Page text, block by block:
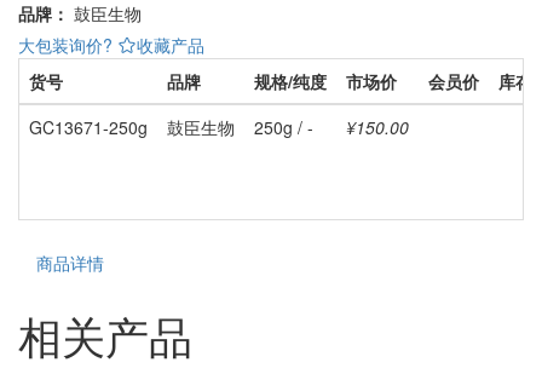
品牌： 鼓臣生物
大包装询价?
收藏产品
货号
品牌 规格/纯度 市场价 会员价
库存
GC13671-250g
鼓臣生物 250g / - ¥150.00
商品详情
相关产品